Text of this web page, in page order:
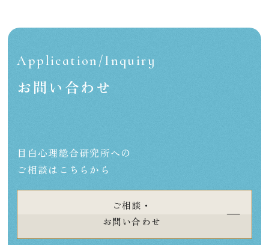
Application/Inquiry
お問い合わせ
目白心理総合研究所への
ご相談はこちらから
ご相談・
お問い合わせ